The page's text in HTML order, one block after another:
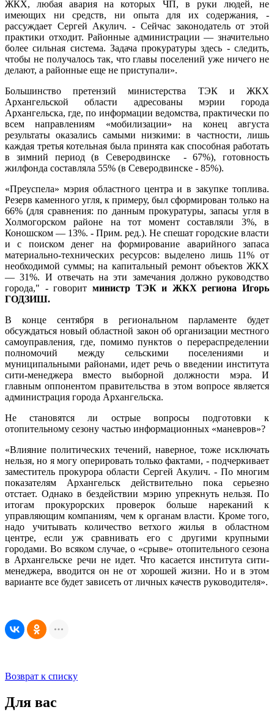
ЖКХ, любая авария на которых ЧП, в руки людей, не
имеющих ни средств, ни опыта для их содержания, -
рассуждает Сергей Акулич. - Сейчас законодатель от этой
практики отходит. Районные администрации — значительно
более сильная система. Задача прокуратуры здесь - следить,
чтобы не получалось так, что главы поселений уже ничего не
делают, а районные еще не приступали».
Большинство претензий министерства ТЭК и ЖКХ
Архангельской области адресованы мэрии города
Архангельска, где, по информации ведомства, практически по
всем направлениям «мобилизации» на конец августа
результаты оказались самыми низкими: в частности, лишь
каждая третья котельная была принята как способная работать
в зимний период (в Северодвинске - 67%), готовность
жилфонда составляла 55% (в Северодвинске - 85%).
«Преуспела» мэрия областного центра и в закупке топлива.
Резерв каменного угля, к примеру, был сформирован только на
66% (для сравнения: по данным прокуратуры, запасы угля в
Холмогорском районе на тот момент составляли 3%, в
Коношском — 13%. - Прим. ред.). Не спешат городские власти
и с поиском денег на формирование аварийного запаса
материально-технических ресурсов: выделено лишь 11% от
необходимой суммы; на капитальный ремонт объектов ЖКХ
— 31%. И отвечать на эти замечания должно руководство
города," - говорит министр ТЭК и ЖКХ региона Игорь
ГОДЗИШ.
В конце сентября в региональном парламенте будет
обсуждаться новый областной закон об организации местного
самоуправления, где, помимо пунктов о перераспределении
полномочий между сельскими поселениями и
муниципальными районами, идет речь о введении института
сити-менеджера вместо выборной должности мэра. И
главным оппонентом правительства в этом вопросе является
администрация города Архангельска.
Не становятся ли острые вопросы подготовки к
отопительному сезону частью информационных «маневров»?
«Влияние политических течений, наверное, тоже исключать
нельзя, но я могу оперировать только фактами, - подчеркивает
заместитель прокурора области Сергей Акулич. - По многим
показателям Архангельск действительно пока серьезно
отстает. Однако в бездействии мэрию упрекнуть нельзя. По
итогам прокурорских проверок больше нареканий к
управляющим компаниям, чем к органам власти. Кроме того,
надо учитывать количество ветхого жилья в областном
центре, если уж сравнивать его с другими крупными
городами. Во всяком случае, о «срыве» отопительного сезона
в Архангельске речи не идет. Что касается института сити-
менеджера, вводится он не от хорошей жизни. Но и в этом
варианте все будет зависеть от личных качеств руководителя».
Возврат к списку
Для вас